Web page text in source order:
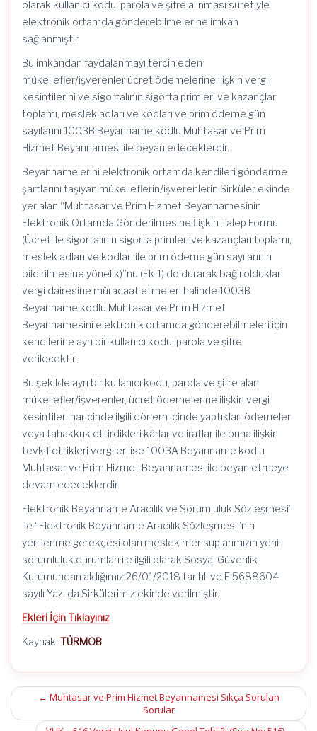
olarak kullanıcı kodu, parola ve şifre alınması suretiyle
elektronik ortamda gönderebilmelerine imkân
sağlanmıştır.
Bu imkândan faydalanmayı tercih eden
mükellefler/işverenler ücret ödemelerine ilişkin vergi
kesintilerini ve sigortalının sigorta primleri ve kazançları
toplamı, meslek adları ve kodları ve prim ödeme gün
sayılarını 1003B Beyanname kodlu Muhtasar ve Prim
Hizmet Beyannamesi ile beyan edeceklerdir.
Beyannamelerini elektronik ortamda kendileri gönderme
şartlarını taşıyan mükelleflerin/işverenlerin Sirküler ekinde
yer alan “Muhtasar ve Prim Hizmet Beyannamesinin
Elektronik Ortamda Gönderilmesine İlişkin Talep Formu
(Ücret ile sigortalının sigorta primleri ve kazançları toplamı,
meslek adları ve kodları ile prim ödeme gün sayılarının
bildirilmesine yönelik)”nu (Ek-1) doldurarak bağlı oldukları
vergi dairesine müracaat etmeleri halinde 1003B
Beyanname kodlu Muhtasar ve Prim Hizmet
Beyannamesini elektronik ortamda gönderebilmeleri için
kendilerine ayrı bir kullanıcı kodu, parola ve şifre
verilecektir.
Bu şekilde ayrı bir kullanıcı kodu, parola ve şifre alan
mükellefler/işverenler, ücret ödemelerine ilişkin vergi
kesintileri haricinde ilgili dönem içinde yaptıkları ödemeler
veya tahakkuk ettirdikleri kârlar ve iratlar ile buna ilişkin
tevkif ettikleri vergileri ise 1003A Beyanname kodlu
Muhtasar ve Prim Hizmet Beyannamesi ile beyan etmeye
devam edeceklerdir.
Elektronik Beyanname Aracılık ve Sorumluluk Sözleşmesi”
ile “Elektronik Beyanname Aracılık Sözleşmesi”nin
yenilenme gerekçesi olan meslek mensuplarımızın yeni
sorumluluk durumları ile ilgili olarak Sosyal Güvenlik
Kurumundan aldığımız 26/01/2018 tarihli ve E.5688604
sayılı Yazı da Sirkülerimiz ekinde verilmiştir.
Ekleri İçin Tıklayınız
Kaynak: TÜRMOB
Post
← Muhtasar ve Prim Hizmet Beyannamesi Sıkça Sorulan
Sorular